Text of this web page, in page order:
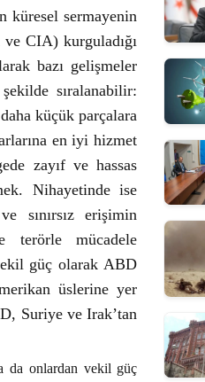
küresel sermayenin
CIA) kurguladığı
bazı gelişmeler
sıralanabilir:
küçük parçalara
en iyi hizmet
zayıf ve hassas
Nihayetinde ise
sınırsız erişimin
terörle mücadele
güç olarak ABD
üslerine yer
Suriye ve Irak’tan
da onlardan vekil güç